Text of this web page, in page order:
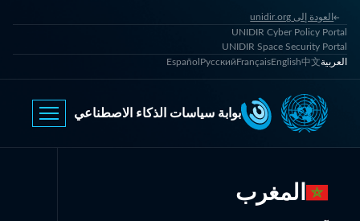
العودة إلى unidir.org
UNIDIR Cyber Policy Portal
UNIDIR Space Security Portal
العربية中文
English
Français
Русский
Español
بوابة سياسات الذكاء الاصطناعي
المغرب